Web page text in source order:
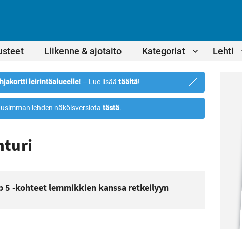
Liikenne & ajotaito Kategoriat Lehti
leirintäalueelle! – Lue lisää täältä!
Sulje
ilmoitus
lehden näköisversiota tästä.
5 -kohteet lemmikkien kanssa retkeilyyn